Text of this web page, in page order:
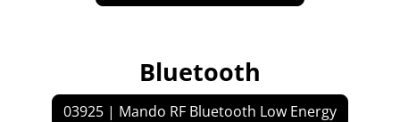
Bluetooth
03925 | Mando RF Bluetooth Low Energy